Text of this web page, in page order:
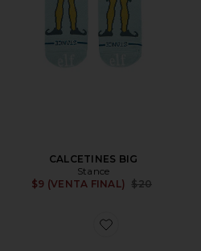
CALCETINES BIG
Stance
$9 (VENTA FINAL)
Previous price:
$20
Favorite SOMBRERO